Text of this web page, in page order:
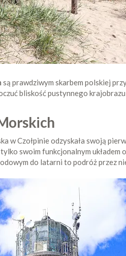
są prawdziwym skarbem polskiej
bliskość pustynnego
w Czołpinie odzyskała swoją
swoim funkcjonalnym układem
do latarni to podróż przez